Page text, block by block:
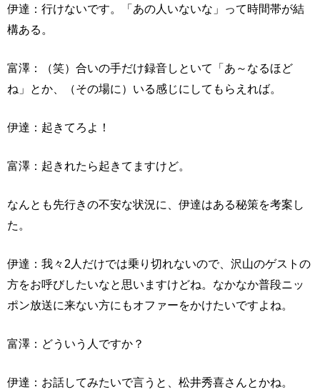
伊達：行けないです。「あの人いないな」って時間帯が結
構ある。
富澤：（笑）合いの手だけ録音しといて「あ～なるほど
ね」とか、（その場に）いる感じにしてもらえれば。
伊達：起きてろよ！
富澤：起きれたら起きてますけど。
なんとも先行きの不安な状況に、伊達はある秘策を考案し
た。
伊達：我々2人だけでは乗り切れないので、沢山のゲストの
方をお呼びしたいなと思いますけどね。なかなか普段ニッ
ポン放送に来ない方にもオファーをかけたいですよね。
富澤：どういう人ですか？
伊達：お話してみたいで言うと、松井秀喜さんとかね。